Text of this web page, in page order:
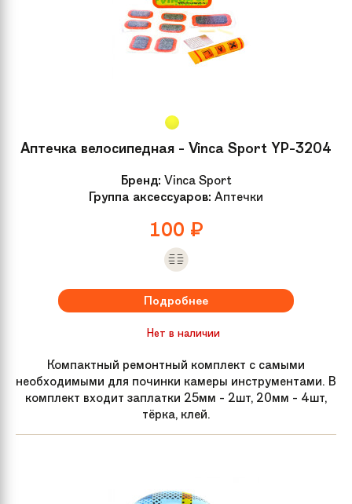
Аптечка велосипедная - Vinca Sport YP-3204
Бренд: Vinca Sport
Группа аксессуаров: Аптечки
100 ₽
Подробнее
Нет в наличии
Компактный ремонтный комплект с самыми
необходимыми для починки камеры инструментами. В
комплект входит заплатки 25мм - 2шт, 20мм - 4шт,
тёрка, клей.